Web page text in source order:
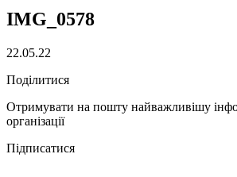
IMG_0578
22.05.22
Поділитися
Отримувати на пошту найважливішу
організації
Підписатися